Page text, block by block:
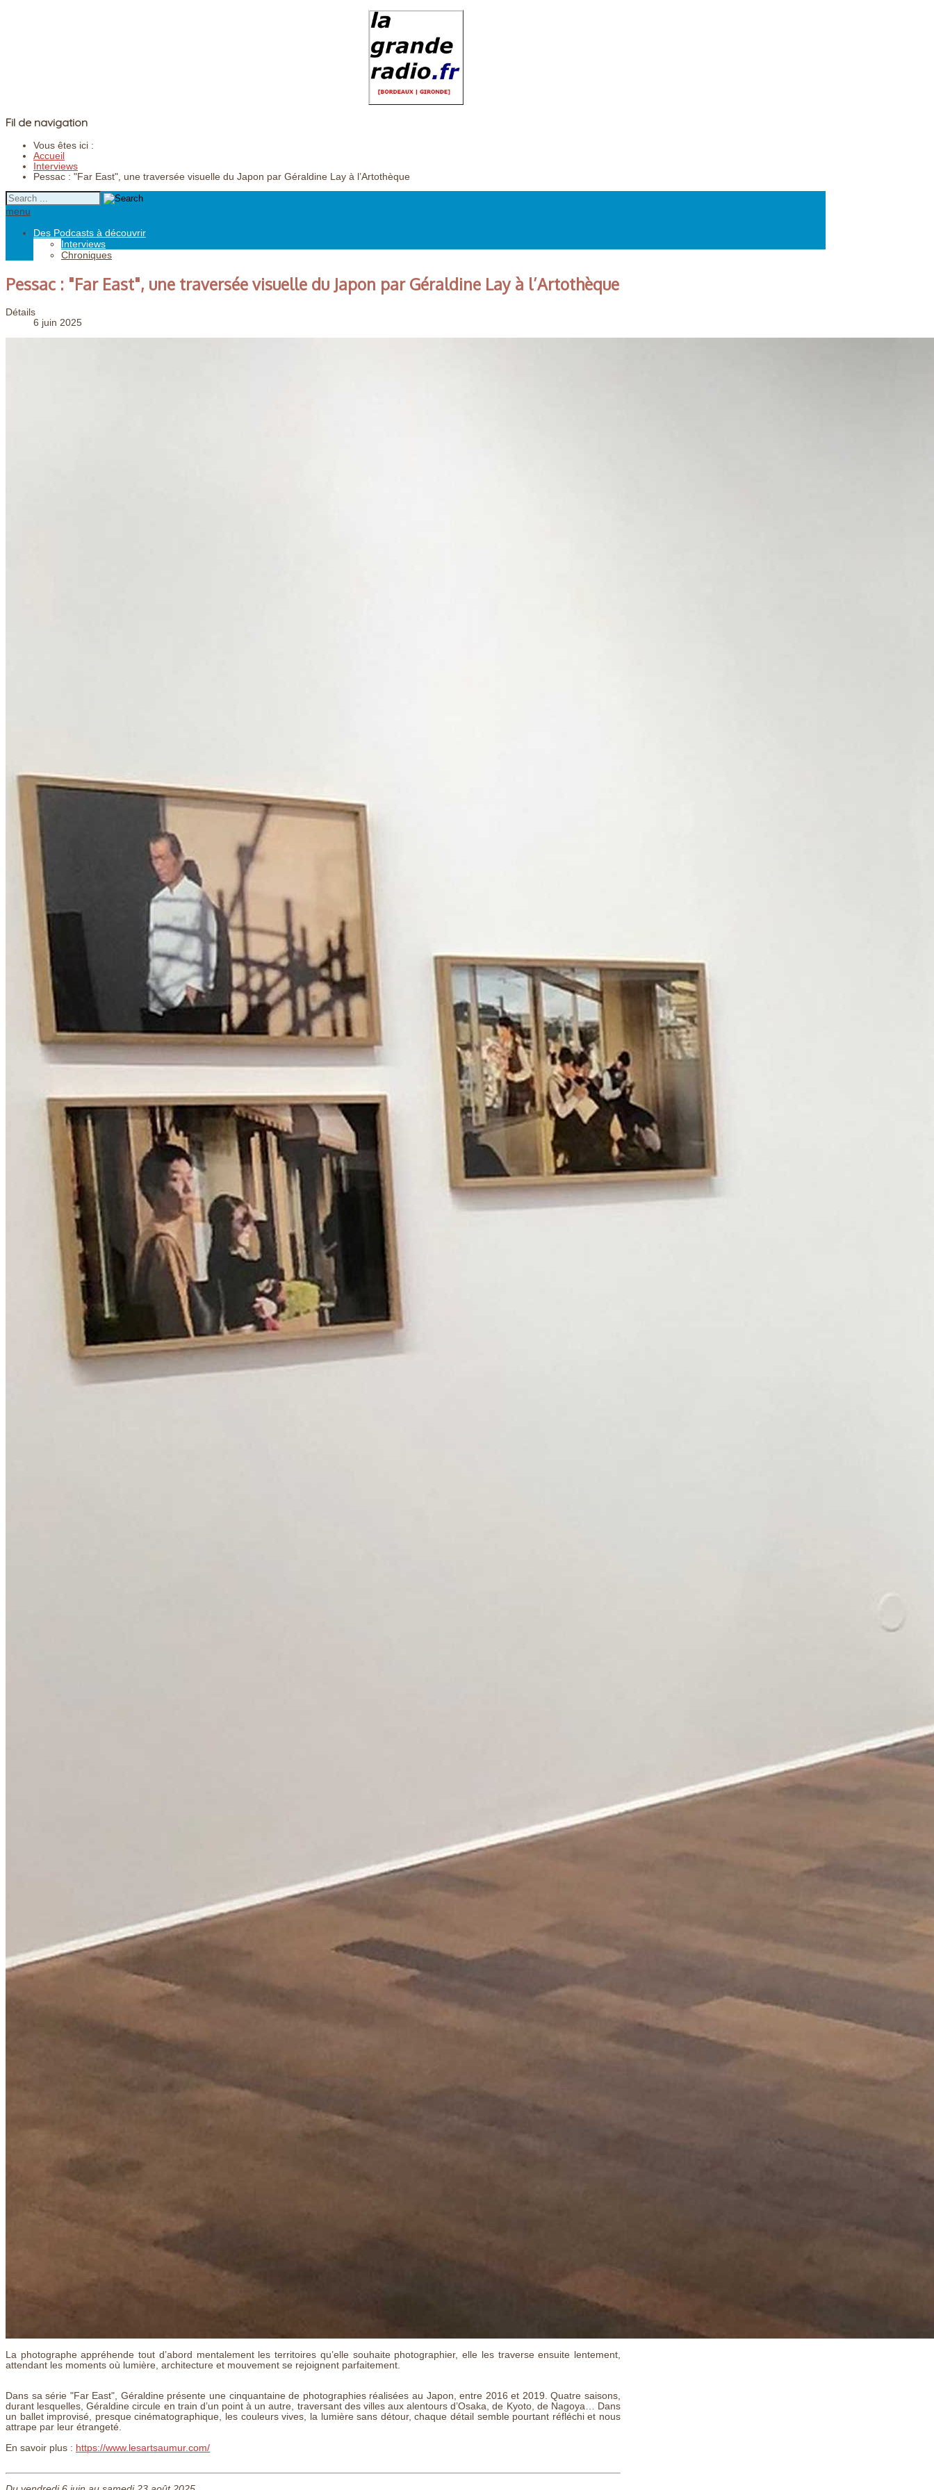
Fil de navigation
Vous êtes ici :
Accueil
Interviews
Pessac : "Far East", une traversée visuelle du Japon par Géraldine Lay à l’Artothèque
menu
Des Podcasts à découvrir
Interviews
Chroniques
Pessac : "Far East", une traversée visuelle du Japon par Géraldine Lay à l’Artothèque
Détails
6 juin 2025
La photographe appréhende tout d’abord mentalement les territoires qu’elle souhaite photographier, elle les traverse ensuite lentement,
attendant les moments où lumière, architecture et mouvement se rejoignent parfaitement.
Dans sa série "Far East", Géraldine présente une cinquantaine de photographies réalisées au Japon, entre 2016 et 2019. Quatre saisons,
durant lesquelles, Géraldine circule en train d’un point à un autre, traversant des villes aux alentours d’Osaka, de Kyoto, de Nagoya… Dans
un ballet improvisé, presque cinématographique, les couleurs vives, la lumière sans détour, chaque détail semble pourtant réfléchi et nous
attrape par leur étrangeté.
En savoir plus : https://www.lesartsaumur.com/